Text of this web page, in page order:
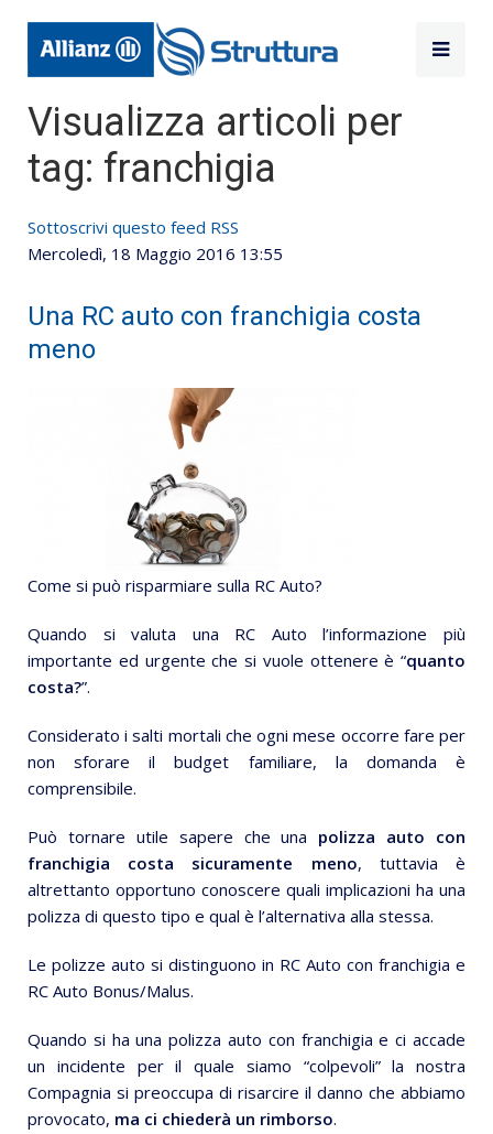
Visualizza articoli per
tag: franchigia
Sottoscrivi questo feed RSS
Mercoledì, 18 Maggio 2016 13:55
Una RC auto con franchigia costa
meno
Come si può risparmiare sulla RC Auto?
Quando si valuta una RC Auto l’informazione più
importante ed urgente che si vuole ottenere è “quanto
costa?”.
Considerato i salti mortali che ogni mese occorre fare per
non sforare il budget familiare, la domanda è
comprensibile.
Può tornare utile sapere che una polizza auto con
franchigia costa sicuramente meno, tuttavia è
altrettanto opportuno conoscere quali implicazioni ha una
polizza di questo tipo e qual è l’alternativa alla stessa.
Le polizze auto si distinguono in RC Auto con franchigia e
RC Auto Bonus/Malus.
Quando si ha una polizza auto con franchigia e ci accade
un incidente per il quale siamo “colpevoli” la nostra
Compagnia si preoccupa di risarcire il danno che abbiamo
provocato, ma ci chiederà un rimborso.